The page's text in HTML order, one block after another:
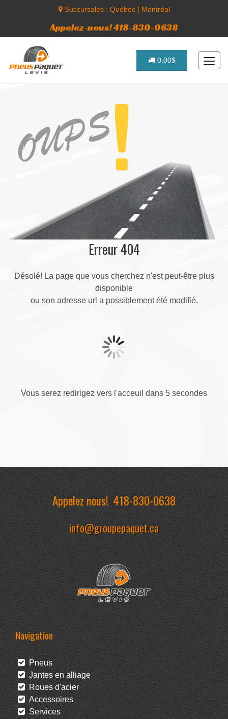
Succursales : Québec| Montréal
Appelez-nous! 418-830-0638
0.00$
Erreur 404
Désolé! La page que vous cherchez n'est peut-être plus
disponible
ou son adresse url a possiblement été modifié.
Vous serez redirigez vers l'acceuil dans 5 secondes
Appelez nous!418-830-0638
info@groupepaquet.ca
Navigation
Pneus
Jantes en alliage
Roues d'acier
Accessoires
Services